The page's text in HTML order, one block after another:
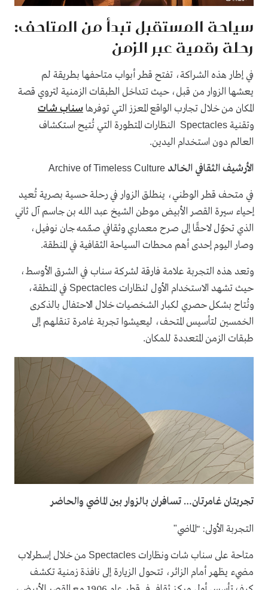
سياحة المستقبل تبدأ من المتاحف:
رحلة رقمية عبر الزمن
في إطار هذه الشراكة، تفتح قطر أبواب متاحفها بطريقة لم
يعشها الزوار من قبل، حيث تتداخل الطبقات الزمنية لتروي قصة
المكان من خلال تجارب الواقع المعزز التي توفرها سناب شات
وتقنية Spectacles النظارات المتطورة التي تُتيح استكشاف
العالم دون استخدام اليدين.
الأرشيف الثقافي الخالد Archive of Timeless Culture
في متحف قطر الوطني، ينطلق الزوار في رحلة حسية بصرية تُعيد
إحياء سيرة القصر الأبيض موطن الشيخ عبد الله بن جاسم آل ثاني
الذي تحوّل لاحقًا إلى صرح معماري وثقافي صمّمه جان نوفيل،
وصار اليوم إحدى أهم محطات السياحة الثقافية في المنطقة.
وتعد هذه التجربة علامة فارقة لشركة سناب في الشرق الأوسط،
حيث تشهد الاستخدام الأول لنظارات Spectacles في المنطقة،
وتُتاح بشكل حصري لكبار الشخصيات خلال الاحتفال بالذكرى
الخمسين لتأسيس المتحف، ليعيشوا تجربة غامرة تنقلهم إلى
طبقات الزمن المتعددة للمكان.
تجربتان غامرتان… تسافران بالزوار بين الماضي والحاضر
التجربة الأولى: "الماضي"
متاحة على سناب شات ونظارات Spectacles من خلال إسطرلاب
مضيء يظهر أمام الزائر، تتحول الزيارة إلى نافذة زمنية تكشف